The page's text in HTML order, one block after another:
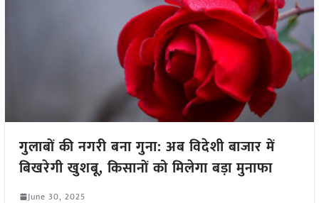
गुलाबों की नगरी बना गुना: अब विदेशी बाजार में
बिखरेगी खुशबू, किसानों को मिलेगा बड़ा मुनाफा
June 30, 2025